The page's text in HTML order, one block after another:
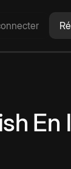
En